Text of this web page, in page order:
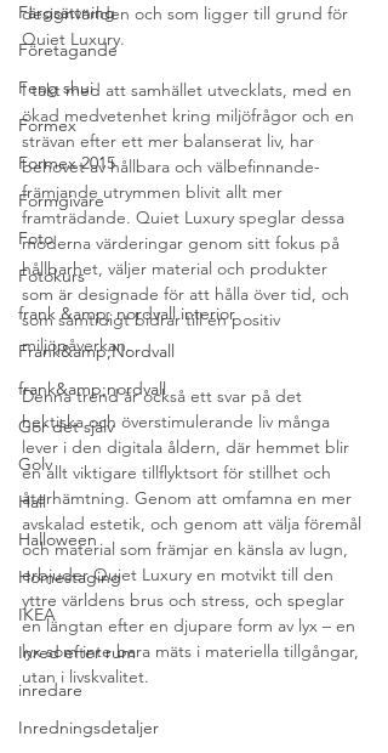
Färgsättning
Företagande
Feng shui
Formex
Formex 2015
Formgivare
Foto
Fotokurs
frank &amp; nordvall interior
Frank&amp;Nordvall
frank&amp;nordvall
Gör det själv
Golv
Hall
Halloween
Homestaging
IKEA
Inred efter rum
inredare
Inredningsdetaljer
designvärlden och som ligger till grund för
Quiet Luxury.
I takt med att samhället utvecklats, med en
ökad medvetenhet kring miljöfrågor och en
strävan efter ett mer balanserat liv, har
behovet av hållbara och välbefinnande-
främjande utrymmen blivit allt mer
framträdande. Quiet Luxury speglar dessa
moderna värderingar genom sitt fokus på
hållbarhet, väljer material och produkter
som är designade för att hålla över tid, och
som samtidigt bidrar till en positiv
miljöpåverkan.
Denna trend är också ett svar på det
hektiska och överstimulerande liv många
lever i den digitala åldern, där hemmet blir
en allt viktigare tillflyktsort för stillhet och
återhämtning. Genom att omfamna en mer
avskalad estetik, och genom att välja föremål
och material som främjar en känsla av lugn,
erbjuder Quiet Luxury en motvikt till den
yttre världens brus och stress, och speglar
en längtan efter en djupare form av lyx – en
lyx som inte bara mäts i materiella tillgångar,
utan i livskvalitet.